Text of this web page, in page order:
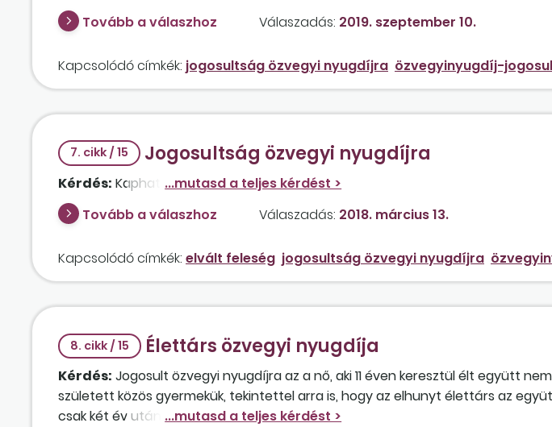
Tovább a válaszhoz
Válaszadás: 2019. szeptember 10.
Kapcsolódó címkék: jogosultság özvegyi nyugdíjra özvegyinyugdíj-
7. cikk / 15 Jogosultság özvegyi nyugdíjra
Kérdés: Kaphat özvegyi nyugdíjat az elvált feleség abban az esetben, ha
Tovább a válaszhoz
Válaszadás: 2018. március 13.
Kapcsolódó címkék: elvált feleség jogosultság özvegyi nyugdíjra
8. cikk / 15 Élettárs özvegyi nyugdíja
Kérdés: Jogosult özvegyi nyugdíjra az a nő, aki 11 éven keresztül élt együtt
született közös gyermekük, tekintettel arra is, hogy az elhunyt élettárs az
csak két év után vált el?